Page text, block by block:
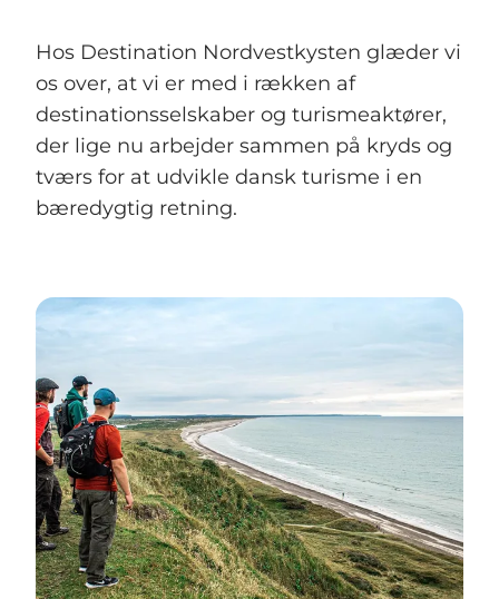
Hos Destination Nordvestkysten glæder vi
os over, at vi er med i rækken af
destinationsselskaber og turismeaktører,
der lige nu arbejder sammen på kryds og
tværs for at udvikle dansk turisme i en
bæredygtig retning.